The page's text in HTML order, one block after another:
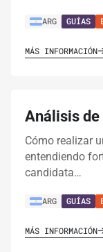
ARG GUÍAS
MÁS INFORMACIÓN
Análisis
Cómo realizar
entendiendo
candidata…
ARG GUÍAS
MÁS INFORMACIÓN